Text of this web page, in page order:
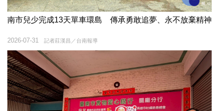
南市兒少完成13天單車環島 傳承勇敢追夢、永不放棄精神
記者莊漢昌／台南報導
2026-07-31